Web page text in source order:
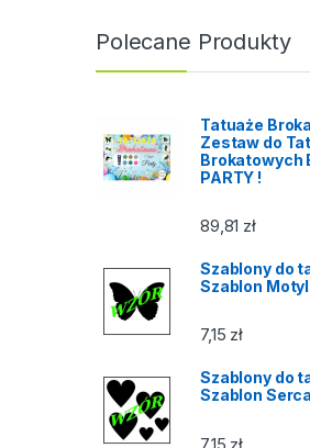
Polecane Produkty
Tatuaże
Zestaw do
Brokatowych
PARTY !
89,81 zł
Szablony do
Szablon Motyl
7,15 zł
Szablony do
Szablon Serca
7,15 zł